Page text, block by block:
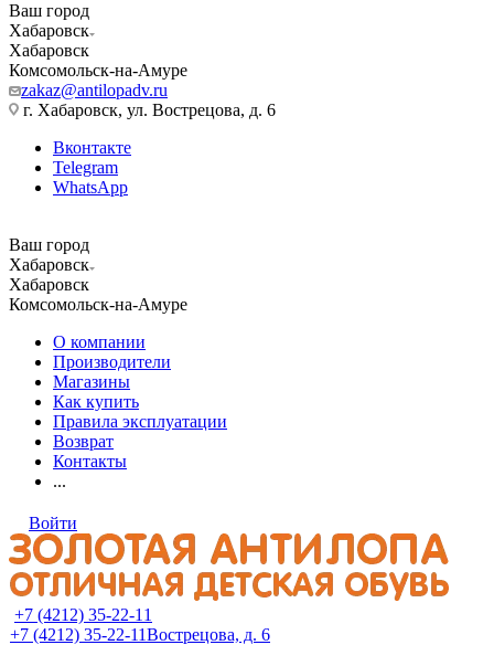
Ваш город
Хабаровск
Хабаровск
Комсомольск-на-Амуре
zakaz@antilopadv.ru
г. Хабаровск, ул. Вострецова, д. 6
Вконтакте
Telegram
WhatsApp
Ваш город
Хабаровск
Хабаровск
Комсомольск-на-Амуре
О компании
Производители
Магазины
Как купить
Правила эксплуатации
Возврат
Контакты
...
Войти
+7 (4212) 35-22-11
+7 (4212) 35-22-11Вострецова, д. 6